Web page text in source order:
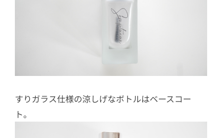
すりガラス仕様の涼しげなボトルはベースコー
ト。